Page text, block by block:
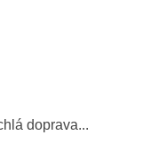
doprava...